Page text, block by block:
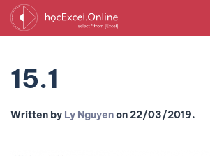
15.1
Written by Ly Nguyenon22/03/2019.